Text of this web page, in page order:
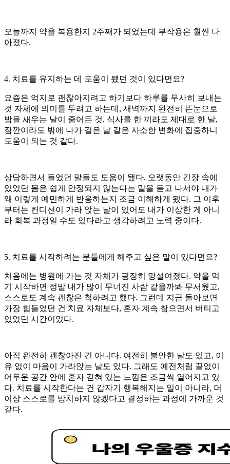
오늘까지 약을 복용한지 2주째가 되었는데 부작용은 훨씬 나
아졌다.
4. 치료를 유지하는 데 도움이 됐던 것이 있다면요?
요즘은 억지로 괜찮아지려고 하기보다 하루를 무사히 보내는
것 자체에 의미를 두려고 하는데, 새벽까지 완전히 뜬눈으로
밤을 새우는 날이 줄어든 것, 식사를 한 끼라도 제대로 한 날,
잠깐이라도 밖에 나가 걸은 날 같은 사소한 변화에 집중하니
도움이 되는 것 같다.
상담하면서 들었던 말들도 도움이 됐다. 오랫동안 긴장 속에
있었던 몸은 쉽게 안정되지 않는다는 말을 듣고 나서야 내가
왜 이렇게 예민하게 반응하는지 조금 이해하게 됐다. 그 이후
부터는 컨디션이 가라 앉는 날이 있어도 내가 이상한 게 아니
라 회복 과정일 수도 있다라고 생각하려고 노력 중이다.
5. 치료를 시작하려는 분들에게 해주고 싶은 말이 있다면요?
처음에는 병원에 가는 것 자체가 굉장히 망설여졌다. 약을 먹
기 시작하면 정말 내가 많이 무너진 사람 같을까봐 무서웠고,
스스로도 계속 괜찮은 척하려고 했다. 그런데 지금 돌아보면
가장 힘들었던 건 치료 자체보다, 혼자 계속 참으면서 버티고
있었던 시간이었다.
아직 완전히 괜찮아진 건 아니다. 여전히 불안한 날도 있고, 이
유 없이 마음이 가라앉는 날도 있다. 그래도 예전처럼 끝없이
어두운 공간 안에 혼자 갇혀 있는 느낌은 조금씩 옅어지고 있
다. 치료를 시작한다는 건 갑자기 행복해지는 일이 아니라, 더
이상 스스로를 방치하지 않겠다고 결정하는 과정에 가까운 것
같다.